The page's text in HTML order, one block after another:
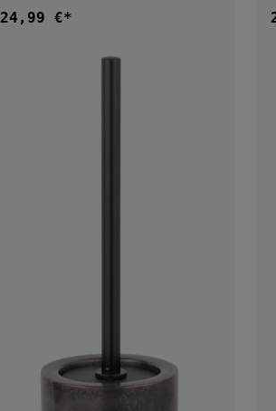
Regulärer Preis:
24,99 €*